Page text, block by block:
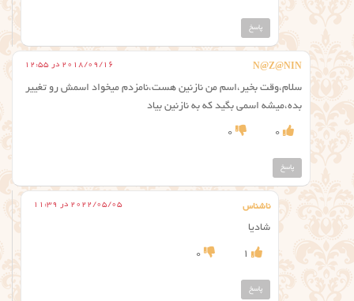
پاسخ
N@Z@NIN 2018/09/16 در 12:55
سلام،وقت بخیر،اسم من نازنین هست،نامزدم میخواد اسمش رو تغییر
بده،میشه اسمی بگید که به نازنین بیاد
0
0
پاسخ
ناشناس 2022/05/05 در 11:39
شادیا
1
0
پاسخ